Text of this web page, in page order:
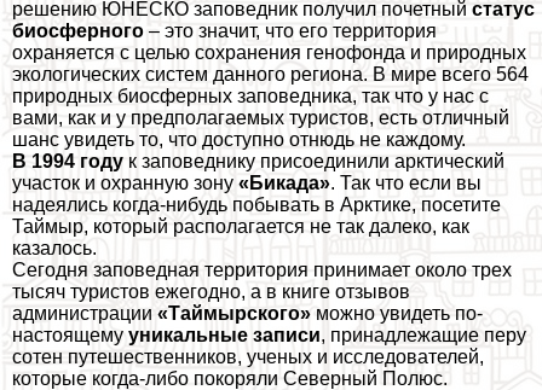
решению ЮНЕСКО заповедник получил почетный статус
биосферного – это значит, что его территория
охраняется с целью сохранения генофонда и природных
экологических систем данного региона. В мире всего 564
природных биосферных заповедника, так что у нас с
вами, как и у предполагаемых туристов, есть отличный
шанс увидеть то, что доступно отнюдь не каждому.
В 1994 году к заповеднику присоединили арктический
участок и охранную зону «Бикада». Так что если вы
надеялись когда-нибудь побывать в Арктике, посетите
Таймыр, который располагается не так далеко, как
казалось.
Сегодня заповедная территория принимает около трех
тысяч туристов ежегодно, а в книге отзывов
администрации «Таймырского» можно увидеть по-
настоящему уникальные записи, принадлежащие перу
сотен путешественников, ученых и исследователей,
которые когда-либо покоряли Северный Полюс.